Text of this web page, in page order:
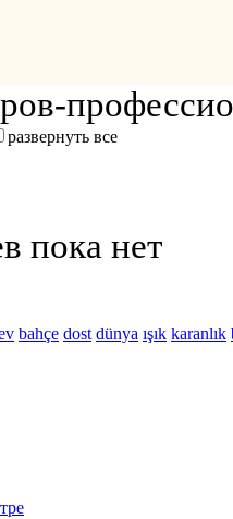
развернуть все
пока нет
bahçe dost dünya ışık karanlık